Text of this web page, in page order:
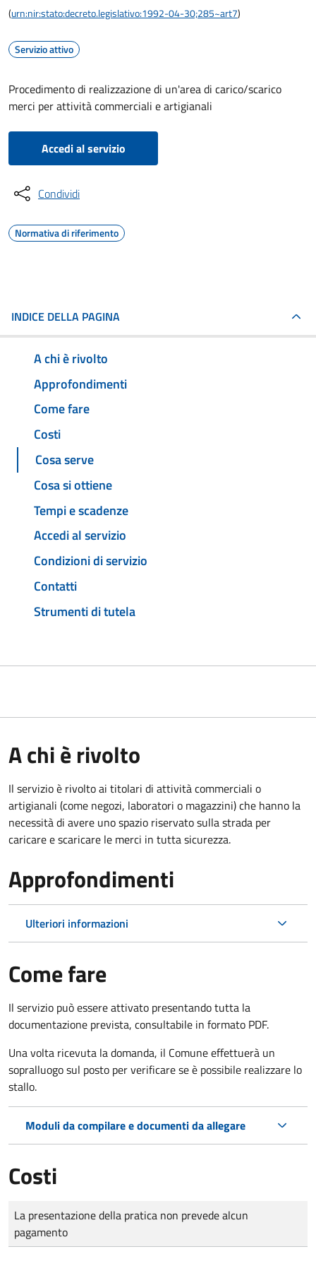
(urn:nir:stato:decreto.legislativo:1992-04-30;285~art7)
Servizio attivo
Procedimento di realizzazione di un'area di carico/scarico
merci per attività commerciali e artigianali
Accedi al servizio
Condividi
Normativa di riferimento
INDICE DELLA PAGINA
A chi è rivolto
Approfondimenti
Come fare
Costi
Cosa serve
Cosa si ottiene
Tempi e scadenze
Accedi al servizio
Condizioni di servizio
Contatti
Strumenti di tutela
A chi è rivolto
Il servizio è rivolto ai titolari di attività commerciali o
artigianali (come negozi, laboratori o magazzini) che hanno la
necessità di avere uno spazio riservato sulla strada per
caricare e scaricare le merci in tutta sicurezza.
Approfondimenti
Ulteriori informazioni
Come fare
Il servizio può essere attivato presentando tutta la
documentazione prevista, consultabile in formato PDF.
Una volta ricevuta la domanda, il Comune effettuerà un
sopralluogo sul posto per verificare se è possibile realizzare lo
stallo.
Moduli da compilare e documenti da allegare
Costi
Tipo di pagamento
Importo
La presentazione della pratica non prevede alcun
pagamento